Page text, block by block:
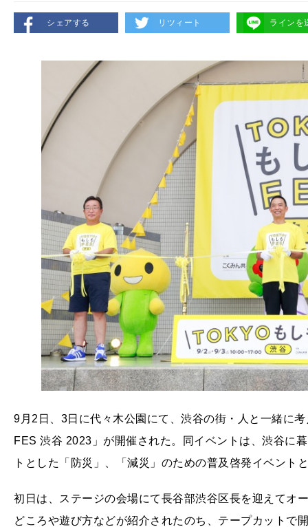
シェアする リツィート ラインを
9月2日、3日に代々木公園にて、渋谷の街・人と一緒に
FES 渋谷 2023」が開催された。同イベントは、渋谷に
トとした「防災」、「減災」のための普及啓発イベント
初日は、ステージの会場にて長谷部渋谷区長を迎えてオ
どころや遊び方などが紹介されたのち、テープカットで